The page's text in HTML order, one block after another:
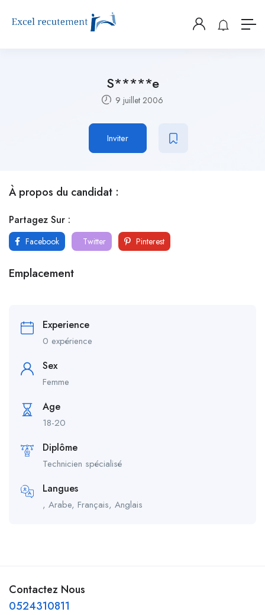
S*****e
9 juillet 2006
Inviter
À propos du candidat :
Partagez Sur :
Facebook Twitter Pinterest
Emplacement
Experience
0 expérience
Sex
Femme
Age
18-20
Diplôme
Technicien spécialisé
Langues
, Arabe, Français, Anglais
Contactez Nous
0524310811